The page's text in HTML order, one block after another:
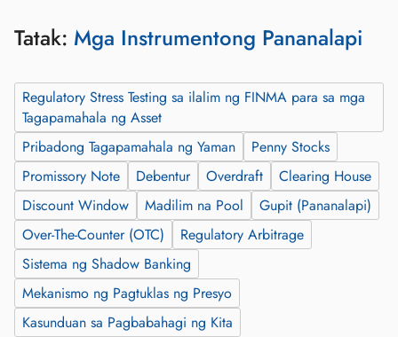
Tatak: Mga Instrumentong Pananalapi
Regulatory Stress Testing sa ilalim ng FINMA para sa mga
Tagapamahala ng Asset
Pribadong Tagapamahala ng Yaman
Penny Stocks
Promissory Note
Debentur Overdraft
Clearing House
Discount Window
Madilim na Pool
Gupit (Pananalapi)
Over-The-Counter (OTC)
Regulatory Arbitrage
Sistema ng Shadow Banking
Mekanismo ng Pagtuklas ng Presyo
Kasunduan sa Pagbabahagi ng Kita